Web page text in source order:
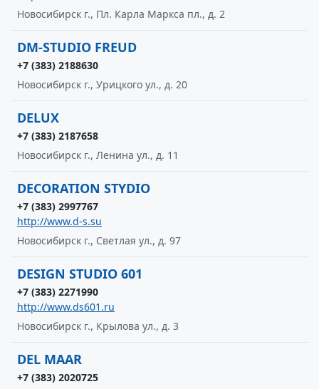
Новосибирск г., Пл. Карла Маркса пл., д. 2
DM-STUDIO FREUD
+7 (383) 2188630
Новосибирск г., Урицкого ул., д. 20
DELUX
+7 (383) 2187658
Новосибирск г., Ленина ул., д. 11
DECORATION STYDIO
+7 (383) 2997767
http://www.d-s.su
Новосибирск г., Светлая ул., д. 97
DESIGN STUDIO 601
+7 (383) 2271990
http://www.ds601.ru
Новосибирск г., Крылова ул., д. 3
DEL МAAR
+7 (383) 2020725